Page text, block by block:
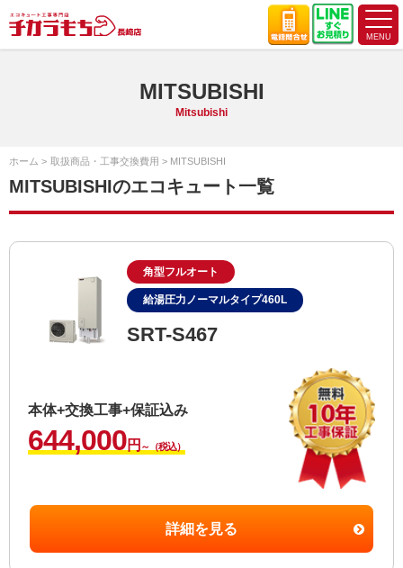
MITSUBISHI
Mitsubishi
ホーム 取扱商品・工事交換費用 MITSUBISHI
MITSUBISHIのエコキュート一覧
角型フルオート
給湯圧力ノーマルタイプ460L
SRT-S467
本体+交換工事+保証込み
644,000円 ～（税込）
詳細を見る